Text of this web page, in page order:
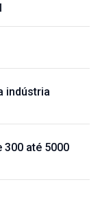
indústria
300 até 5000